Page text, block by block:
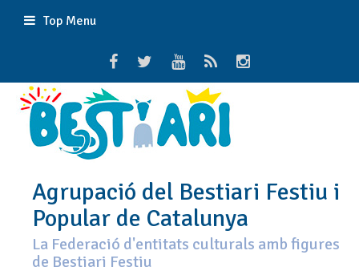
Top Menu
Agrupació del Bestiari Festiu i
Popular de Catalunya
La Federació d'entitats culturals amb figures
de Bestiari Festiu